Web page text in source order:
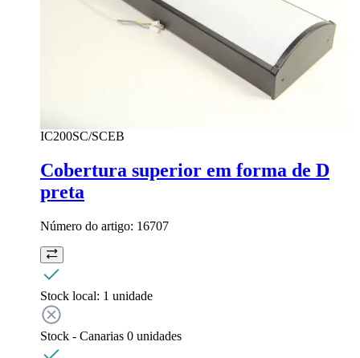
IC200SC/SCEB
Cobertura superior em forma de D
preta
Número do artigo: 16707
Stock local: 1 unidade
Stock - Canarias 0 unidades